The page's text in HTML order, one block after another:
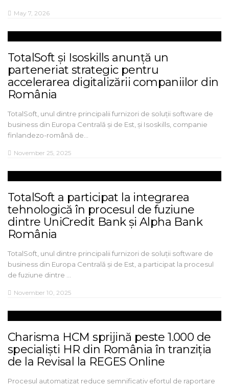
May 7, 2026
TotalSoft și Isoskills anunță un
parteneriat strategic pentru
accelerarea digitalizării companiilor din
România
TotalSoft, unul dintre principalii furnizori de soluții software de
business din Europa Centrală și de Est, și Isoskills, companie
finlandezo-română de…
November 25, 2025
TotalSoft a participat la integrarea
tehnologică în procesul de fuziune
dintre UniCredit Bank și Alpha Bank
România
TotalSoft, unul dintre principalii furnizori de soluții software de
business din Europa Centrală și de Est, a participat la procesul
de fuziune dintre …
November 10, 2025
Charisma HCM sprijină peste 1.000 de
specialiști HR din România în tranziția
de la Revisal la REGES Online
Procesul automatizat reduce semnificativ efortul de raportare